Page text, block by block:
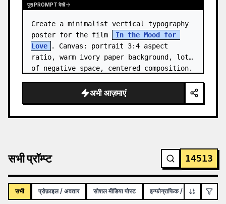
पूरा PROMPT देखें
Create a minimalist vertical typography
poster for the film
In the Mood for
Love
. Canvas: portrait 3:4 aspect
ratio, warm ivory paper background, lots
of negative space, centered composition.
अभी आज़माएं
सभी प्रॉम्प्ट 14513
सभी प्रोफ़ाइल / अवतार सोशल मीडिया पोस्ट इन्फोग्राफिक / शैक्षिक विज़ुअल